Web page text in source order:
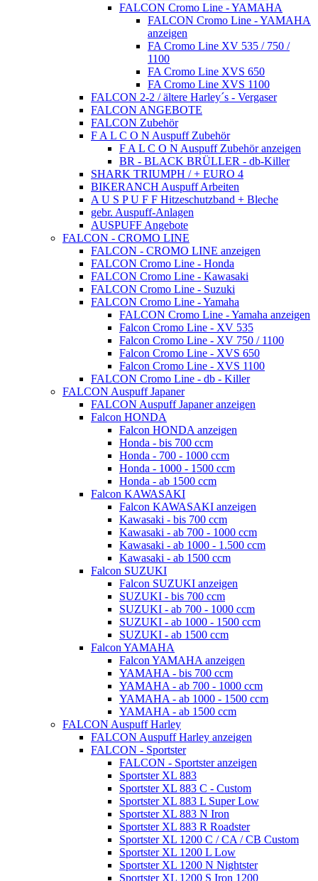
FALCON Cromo Line - YAMAHA
FALCON Cromo Line - YAMAHA
anzeigen
FA Cromo Line XV 535 / 750 /
1100
FA Cromo Line XVS 650
FA Cromo Line XVS 1100
FALCON 2-2 / ältere Harley´s - Vergaser
FALCON ANGEBOTE
FALCON Zubehör
F A L C O N Auspuff Zubehör
F A L C O N Auspuff Zubehör anzeigen
BR - BLACK BRÜLLER - db-Killer
SHARK TRIUMPH / + EURO 4
BIKERANCH Auspuff Arbeiten
A U S P U F F Hitzeschutzband + Bleche
gebr. Auspuff-Anlagen
AUSPUFF Angebote
FALCON - CROMO LINE
FALCON - CROMO LINE anzeigen
FALCON Cromo Line - Honda
FALCON Cromo Line - Kawasaki
FALCON Cromo Line - Suzuki
FALCON Cromo Line - Yamaha
FALCON Cromo Line - Yamaha anzeigen
Falcon Cromo Line - XV 535
Falcon Cromo Line - XV 750 / 1100
Falcon Cromo Line - XVS 650
Falcon Cromo Line - XVS 1100
FALCON Cromo Line - db - Killer
FALCON Auspuff Japaner
FALCON Auspuff Japaner anzeigen
Falcon HONDA
Falcon HONDA anzeigen
Honda - bis 700 ccm
Honda - 700 - 1000 ccm
Honda - 1000 - 1500 ccm
Honda - ab 1500 ccm
Falcon KAWASAKI
Falcon KAWASAKI anzeigen
Kawasaki - bis 700 ccm
Kawasaki - ab 700 - 1000 ccm
Kawasaki - ab 1000 - 1.500 ccm
Kawasaki - ab 1500 ccm
Falcon SUZUKI
Falcon SUZUKI anzeigen
SUZUKI - bis 700 ccm
SUZUKI - ab 700 - 1000 ccm
SUZUKI - ab 1000 - 1500 ccm
SUZUKI - ab 1500 ccm
Falcon YAMAHA
Falcon YAMAHA anzeigen
YAMAHA - bis 700 ccm
YAMAHA - ab 700 - 1000 ccm
YAMAHA - ab 1000 - 1500 ccm
YAMAHA - ab 1500 ccm
FALCON Auspuff Harley
FALCON Auspuff Harley anzeigen
FALCON - Sportster
FALCON - Sportster anzeigen
Sportster XL 883
Sportster XL 883 C - Custom
Sportster XL 883 L Super Low
Sportster XL 883 N Iron
Sportster XL 883 R Roadster
Sportster XL 1200 C / CA / CB Custom
Sportster XL 1200 L Low
Sportster XL 1200 N Nightster
Sportster XL 1200 S Iron 1200